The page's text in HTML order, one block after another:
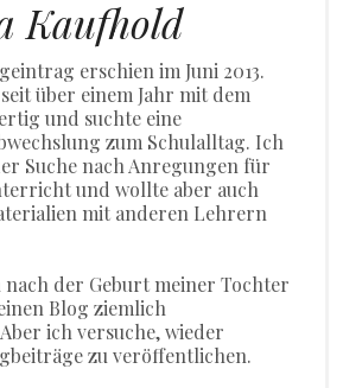
Kaufhold
erschien im Juni 2013.
über einem Jahr mit dem
und suchte eine
zum Schulalltag. Ich
Suche nach Anregungen für
und wollte aber auch
mit anderen Lehrern
der Geburt meiner Tochter
Blog ziemlich
ich versuche, wieder
zu veröffentlichen.